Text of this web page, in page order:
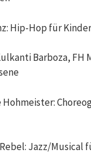
Hip-Hop für
Barboza, FH
Hohmeister:
Jazz/Musical